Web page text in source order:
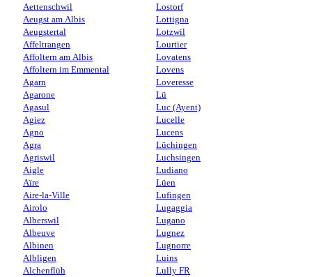
Aettenschwil
Aeugst am Albis
Aeugstertal
Affeltrangen
Affoltern am Albis
Affoltern im Emmental
Agarn
Agarone
Agasul
Agiez
Agno
Agra
Agriswil
Aigle
Aïre
Aire-la-Ville
Airolo
Alberswil
Albeuve
Albinen
Albligen
Alchenflüh
Lostorf
Lottigna
Lotzwil
Lourtier
Lovatens
Lovens
Loveresse
Lü
Luc (Ayent)
Lucelle
Lucens
Lüchingen
Luchsingen
Ludiano
Lüen
Lufingen
Lugaggia
Lugano
Lugnez
Lugnorre
Luins
Lully FR